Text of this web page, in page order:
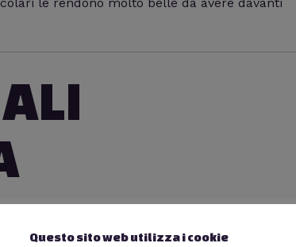
Questo sito web utilizza i cookie